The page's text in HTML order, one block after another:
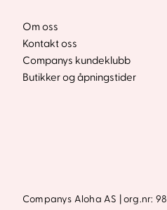
Om oss
Kontakt oss
Companys kundeklubb
Butikker og åpningstider
Companys Aloha AS | org.nr: